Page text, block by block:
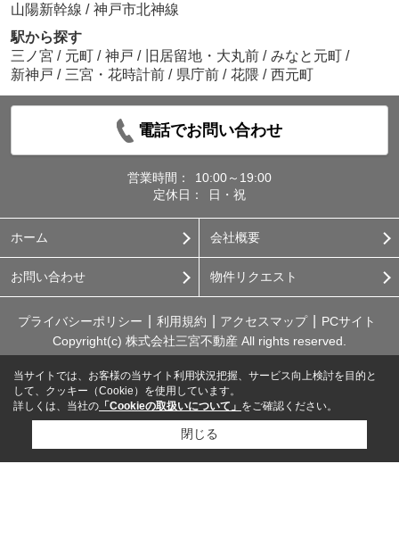
山陽新幹線 / 神戸市北神線
駅から探す
三ノ宮 / 元町 / 神戸 / 旧居留地・大丸前 / みなと元町 /
新神戸 / 三宮・花時計前 / 県庁前 / 花隈 / 西元町
電話でお問い合わせ
営業時間：
10:00～19:00
定休日：
日・祝
ホーム 会社概要
お問い合わせ 物件リクエスト
プライバシーポリシー 利用規約 アクセスマップ
PCサイト
Copyright(c) 株式会社三宮不動産 All rights reserved.
当サイトでは、お客様の当サイト利用状況把握、サービス向上検討を目的と
して、クッキー（Cookie）を使用しています。
詳しくは、当社の 「Cookieの取扱いについて」 をご確認ください。
閉じる